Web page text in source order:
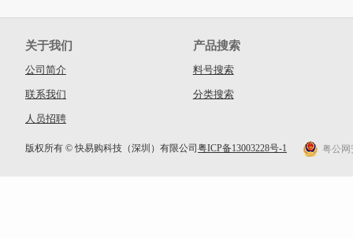
关于我们
公司简介
联系我们
人员招聘
产品搜索
料号搜索
分类搜索
版权所有 © 快易购科技（深圳）有限公司 粤ICP备13003228号-1 粤公网